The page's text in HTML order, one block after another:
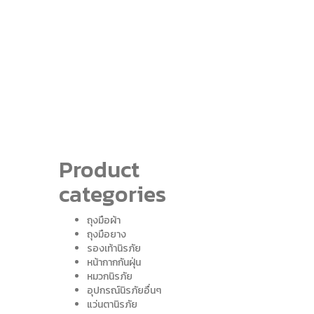
Product
categories
ถุงมือผ้า
ถุงมือยาง
รองเท้านิรภัย
หน้ากากกันฝุ่น
หมวกนิรภัย
อุปกรณ์นิรภัยอื่นๆ
แว่นตานิรภัย